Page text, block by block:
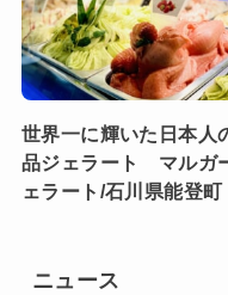
世界一に輝いた日本人
品ジェラート マルガ
ェラート/石川県能登町
ニュース